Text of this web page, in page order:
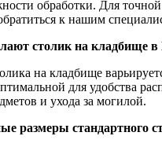
обработки. Для
к нашим
столик на кладбище в
на кладбище
для удобства
и ухода за могилой.
размеры стандартного